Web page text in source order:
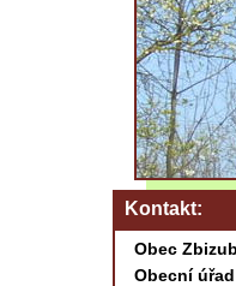
Kontakt
Obec
Obecní